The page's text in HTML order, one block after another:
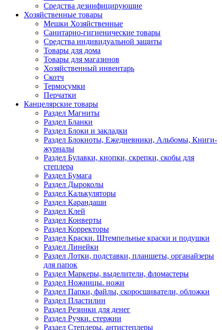
Средства дезинфицирующие
Хозяйственные товары
Мешки Хозяйственные
Санитарно-гигиенические товары
Средства индивидуальной защиты
Товары для дома
Товары для магазинов
Хозяйственный инвентарь
Скотч
Термосумки
Перчатки
Канцелярские товары
Раздел Магниты
Раздел Бланки
Раздел Блоки и закладки
Раздел Блокноты, Ежедневники, Альбомы, Книги-
журналы
Раздел Булавки, кнопки, скрепки, скобы для
степлера
Раздел Бумага
Раздел Дыроколы
Раздел Калькуляторы
Раздел Карандаши
Раздел Клей
Раздел Конверты
Раздел Корректоры
Раздел Краски. Штемпельные краски и подушки
Раздел Линейки
Раздел Лотки, подставки, планшеты, органайзеры
для папок
Раздел Маркеры, выделители, фломастеры
Раздел Ножницы. ножи
Раздел Папки, файлы, скоросшиватели, обложки
Раздел Пластилин
Раздел Резинки для денег
Раздел Ручки. стержни
Раздел Степлеры, антистеплеры